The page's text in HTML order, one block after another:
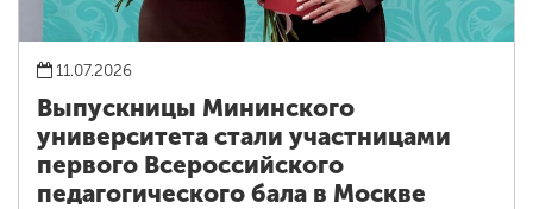
11.07.2026
Выпускницы Мининского
университета стали участницами
первого Всероссийского
педагогического бала в Москве